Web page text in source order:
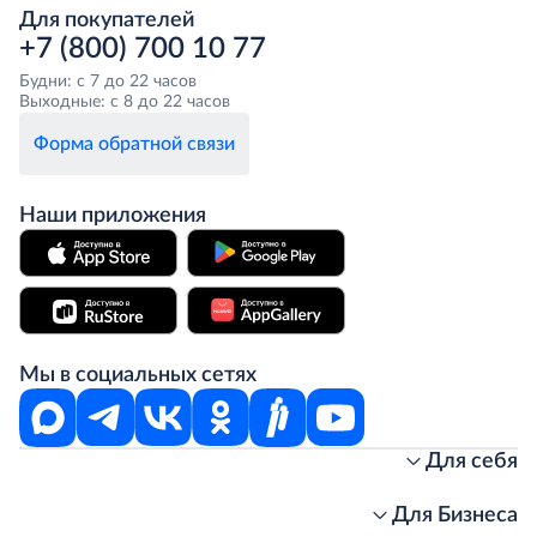
Для покупателей
+7 (800) 700 10 77
Будни: с 7 до 22 часов
Выходные: с 8 до 22 часов
Форма обратной связи
Наши приложения
Мы в социальных сетях
Для себя
Для Бизнеса